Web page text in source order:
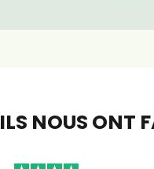
ILS NOUS ONT